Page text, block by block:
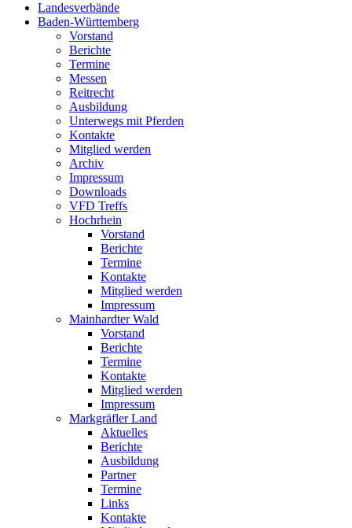
Landesverbände
Baden-Württemberg
Vorstand
Berichte
Termine
Messen
Reitrecht
Ausbildung
Unterwegs mit Pferden
Kontakte
Mitglied werden
Archiv
Impressum
Downloads
VFD Treffs
Hochrhein
Vorstand
Berichte
Termine
Kontakte
Mitglied werden
Impressum
Mainhardter Wald
Vorstand
Berichte
Termine
Kontakte
Mitglied werden
Impressum
Markgräfler Land
Aktuelles
Berichte
Ausbildung
Partner
Termine
Links
Kontakte